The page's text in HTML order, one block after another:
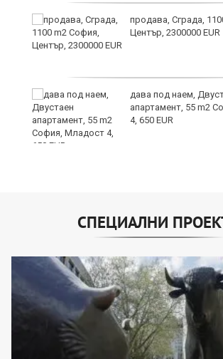
продава, Сграда,
Център, 2300000 EUR
дава под наем,
апартамент, 55 m2
4, 650 EUR
СПЕЦИАЛНИ